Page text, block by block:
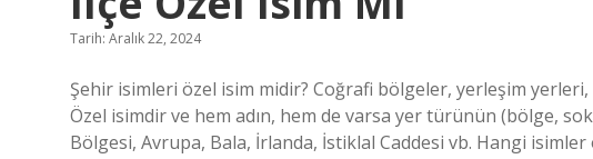
Tarih: Aralık 22, 2024
Şehir isimleri özel isim midir? Coğrafi bölgeler, yerleşim yerleri,
Özel isimdir ve hem adın, hem de varsa yer türünün (bölge,
Bölgesi, Avrupa, Bala, İrlanda, İstiklal Caddesi vb. Hangi isimler